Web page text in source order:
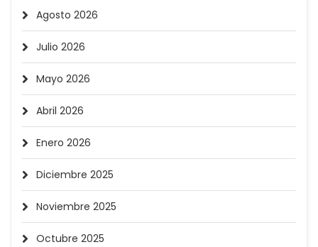
Agosto 2026
Julio 2026
Mayo 2026
Abril 2026
Enero 2026
Diciembre 2025
Noviembre 2025
Octubre 2025